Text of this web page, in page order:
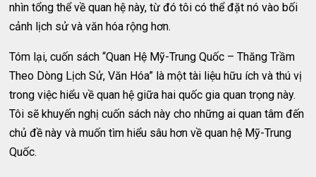
nhìn tổng thể về quan hệ này, từ đó tôi có thể đặt nó vào bối
cảnh lịch sử và văn hóa rộng hơn.
Tóm lại, cuốn sách “Quan Hệ Mỹ-Trung Quốc – Thăng Trầm
Theo Dòng Lịch Sử, Văn Hóa” là một tài liệu hữu ích và thú vị
trong việc hiểu về quan hệ giữa hai quốc gia quan trọng này.
Tôi sẽ khuyến nghị cuốn sách này cho những ai quan tâm đến
chủ đề này và muốn tìm hiểu sâu hơn về quan hệ Mỹ-Trung
Quốc.